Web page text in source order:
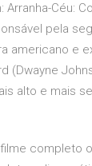
Arranha-Céu:
pela
americano e
(Dwayne
alto e mais
completo